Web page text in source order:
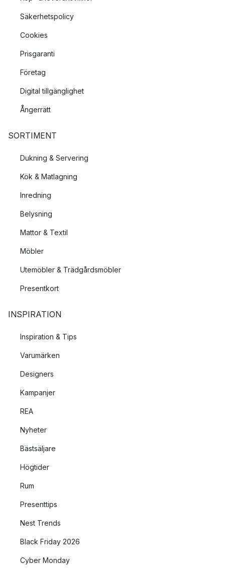
Säkerhetspolicy
Cookies
Prisgaranti
Företag
Digital tillgänglighet
Ångerrätt
SORTIMENT
Dukning & Servering
Kök & Matlagning
Inredning
Belysning
Mattor & Textil
Möbler
Utemöbler & Trädgårdsmöbler
Presentkort
INSPIRATION
Inspiration & Tips
Varumärken
Designers
Kampanjer
REA
Nyheter
Bästsäljare
Högtider
Rum
Presenttips
Nest Trends
Black Friday 2026
Cyber Monday